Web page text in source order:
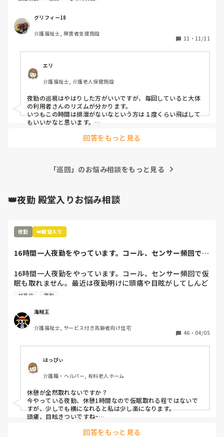
その上、今日の起床介助は8人も便出しあがって～！！と思
ってしまいまいます(笑)１人でくっそ忙しいのに、時間とっ
て注文つけあがる人もいる(ただ働き)
普通ですか？
の時のオムツ交換は飛ばして、起床介助を早めに入りオムツ
交換を行っています。
オムツ交換は毎回行った方がいいのでしょうか？
グリフィー18
介護福祉士, 障害者支援施設
11 ・ 11/11
エリ
介護福祉士, 介護老人保健施設
夜勤の巡視はやはりした方がいいですが、毎回していると大体
の利用者さんのリズムが分かります。
いつもこの時間は排泄がないなという方は１度くらい飛ばして
もいいかなと思います。
ても必ず確認をする人と飛ばす人の両方います。
回答をもっと見る
「巡回」のお悩み相談をもっと見る
👑夜勤 殿堂入りお悩み相談
夜勤 👑殿堂入り
16時間一人夜勤をやっています。コール、センサー頻回で仮
16時間一人夜勤をやっています。コール、センサー頻回で仮
眠も取れません。最近は夜勤明けに頭痛や目眩がしてしんど
いです(--;)
サ高住 夜勤
海賊王
介護福祉士, サービス付き高齢者向け住宅
46 ・ 04/05
はっぴぃ
介護職・ヘルパー, 有料老人ホーム
休憩が全然取れないですか？
今やっている夜勤、休憩1時間なので仮眠取れる程ではないで
すが、少しでも横になれると私は少し楽になります。
頭痛、目眩きついですね~
回答をもっと見る